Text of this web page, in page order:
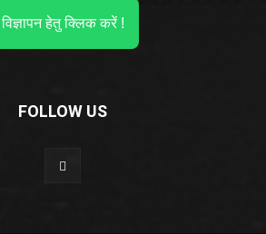
विज्ञापन हेतु क्लिक करें !
FOLLOW US